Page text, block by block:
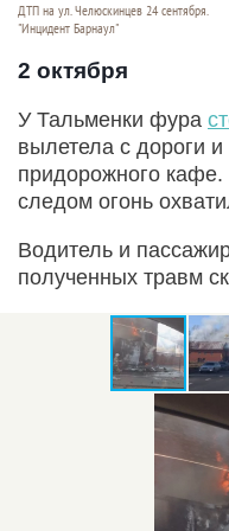
ДТП на ул. Челюскинцев 24 сентября.
"Инцидент Барнаул"
2 октября
У Тальменки фура
вылетела с дороги и
придорожного кафе.
следом огонь
Водитель и
полученных травм